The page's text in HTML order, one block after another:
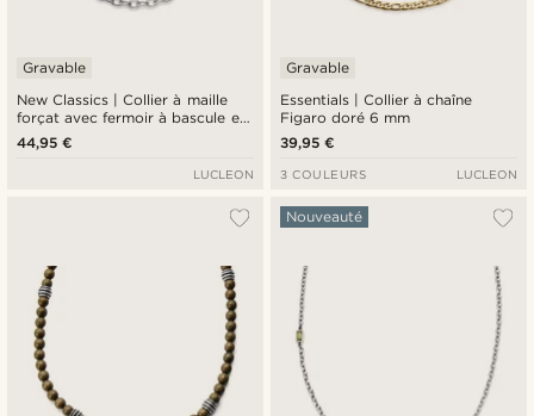
New Classics | Collier à maille
forçat avec fermoir à bascule en
acier inoxydable argenté - 6,5
mm
Gravable
44,95 €
LUCLEON
Essentials | Collier à chaîne
Figaro doré 6 mm
Gravable
39,95 €
3 COULEURS LUCLEON
Nouveauté